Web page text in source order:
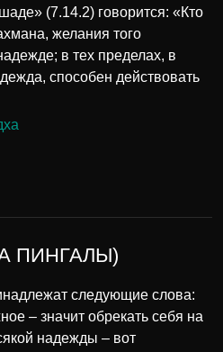
(7.14.2) говорится: «Кто
желания того
в тех пределах, в
способен действовать
ПИНГАЛЫ)
следующие слова:
– значит обрекать себя на
надежды – вот